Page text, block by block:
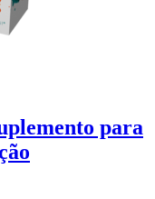
para